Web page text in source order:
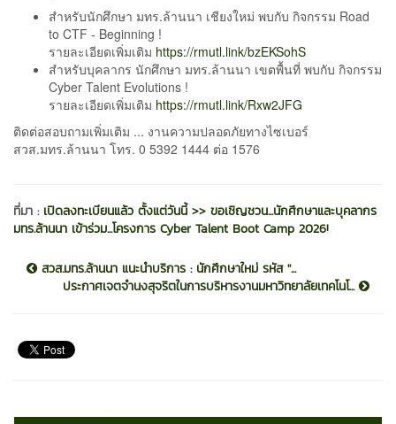
สำหรับนักศึกษา มทร.ล้านนา เชียงใหม่ พบกับ กิจกรรม Road
to CTF - Beginning !
รายละเอียดเพิ่มเติม https://rmutl.link/bzEKSohS
สำหรับบุคลากร นักศึกษา มทร.ล้านนา เขตพื้นที่ พบกับ กิจกรรม
Cyber Talent Evolutions !
รายละเอียดเพิ่มเติม https://rmutl.link/Rxw2JFG
ติดต่อสอบถามเพิ่มเติม ... งานความปลอดภัยทางไซเบอร์
สวส.มทร.ล้านนา โทร. 0 5392 1444 ต่อ 1576
ที่มา : เปิดลงทะเบียนแล้ว ตั้งแต่วันนี้ >> ขอเชิญชวน...นักศึกษาและบุคลากร
มทร.ล้านนา เข้าร่วม...โครงการ Cyber Talent Boot Camp 2026!
สวส.มทร.ล้านนา แนะนำบริการ : นักศึกษาใหม่ รหัส ''...
ประกาศเจตจำนงสุจริตในการบริหารงานมหาวิทยาลัยเทคโนโ...